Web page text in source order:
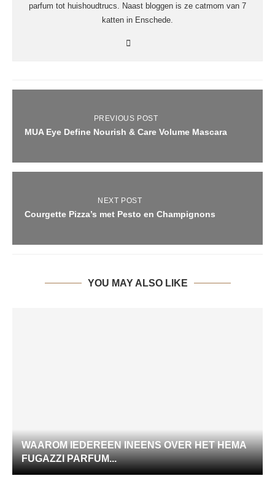
parfum tot huishoudtrucs. Naast bloggen is ze catmom van 7
katten in Enschede.
PREVIOUS POST
MUA Eye Define Nourish & Care Volume Mascara
NEXT POST
Courgette Pizza’s met Pesto en Champignons
YOU MAY ALSO LIKE
WAAROM IEDEREEN INEENS OVER HET HEMA
FUGAZZI PARFUM...